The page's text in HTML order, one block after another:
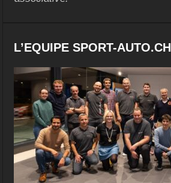
L’EQUIPE SPORT-AUTO.CH